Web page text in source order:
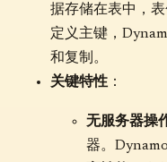
据存储在表中，
定义主键，
和复制。
关键特性 ：
无服务器操
器。